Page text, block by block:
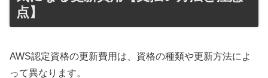
点】
AWS認定資格の更新費用は、資格の種類や更新方法によ
って異なります。